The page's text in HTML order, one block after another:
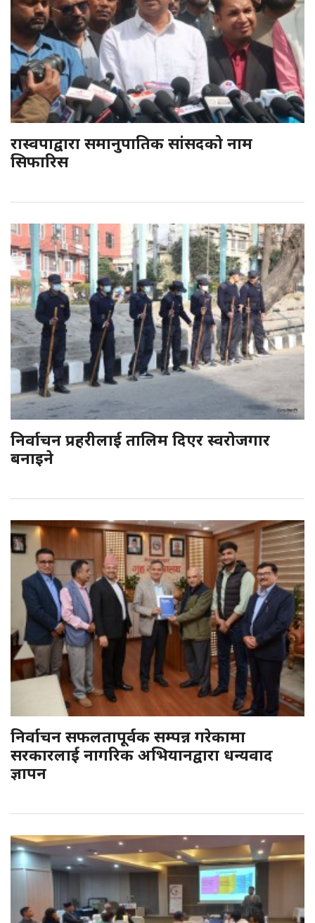
रास्वपाद्वारा समानुपातिक सांसदको नाम
सिफारिस
निर्वाचन प्रहरीलाई तालिम दिएर स्वरोजगार
बनाइने
निर्वाचन सफलतापूर्वक सम्पन्न गरेकामा
सरकारलाई नागरिक अभियानद्वारा धन्यवाद
ज्ञापन